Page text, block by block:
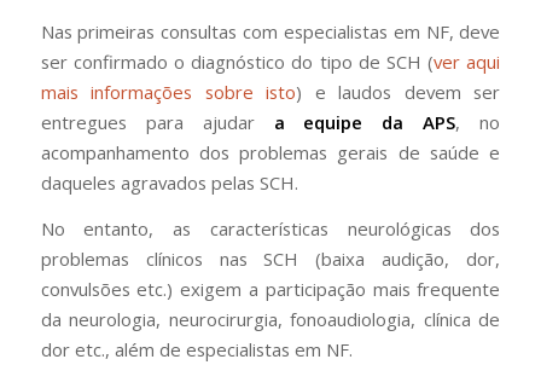
Nas primeiras consultas com especialistas em NF, deve
ser confirmado o diagnóstico do tipo de SCH (ver aqui
mais informações sobre isto) e laudos devem ser
entregues para ajudar a equipe da APS, no
acompanhamento dos problemas gerais de saúde e
daqueles agravados pelas SCH.
No entanto, as características neurológicas dos
problemas clínicos nas SCH (baixa audição, dor,
convulsões etc.) exigem a participação mais frequente
da neurologia, neurocirurgia, fonoaudiologia, clínica de
dor etc., além de especialistas em NF.